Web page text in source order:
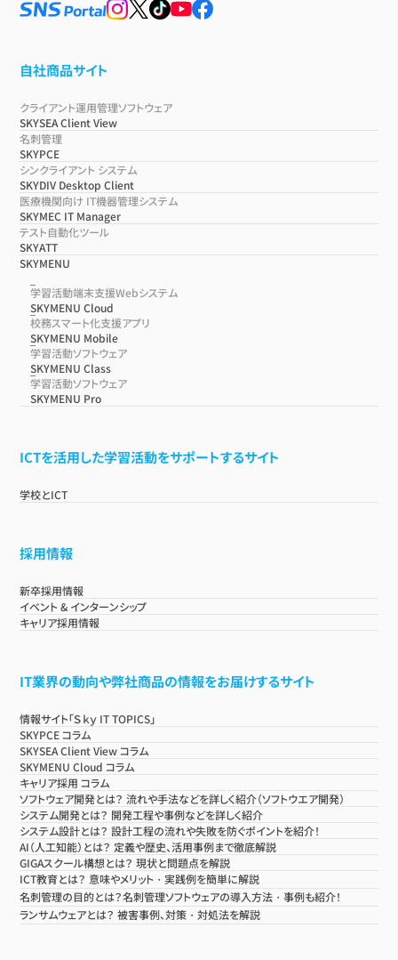
自社商品サイト
クライアント運用管理ソフトウェア
SKYSEA Client View
名刺管理
SKYPCE
シンクライアント システム
SKYDIV Desktop Client
医療機関向け IT機器管理システム
SKYMEC IT Manager
テスト自動化ツール
SKYATT
SKYMENU
学習活動端末支援Webシステム
SKYMENU Cloud
校務スマート化支援アプリ
SKYMENU Mobile
学習活動ソフトウェア
SKYMENU Class
学習活動ソフトウェア
SKYMENU Pro
ICTを活用した学習活動をサポートするサイト
学校とICT
採用情報
新卒採用情報
イベント & インターンシップ
キャリア採用情報
IT業界の動向や弊社商品の情報をお届けするサイト
情報サイト「Ｓｋｙ IT TOPICS」
SKYPCE コラム
SKYSEA Client View コラム
SKYMENU Cloud コラム
キャリア採用 コラム
ソフトウェア開発とは？ 流れや手法などを詳しく紹介（ソフトウエア開発）
システム開発とは？ 開発工程や事例などを詳しく紹介
システム設計とは？ 設計工程の流れや失敗を防ぐポイントを紹介！
AI（人工知能）とは？ 定義や歴史、活用事例まで徹底解説
GIGAスクール構想とは？ 現状と問題点を解説
ICT教育とは？ 意味やメリット・実践例を簡単に解説
名刺管理の目的とは？名刺管理ソフトウェアの導入方法・事例も紹介！
ランサムウェアとは？ 被害事例、対策・対処法を解説